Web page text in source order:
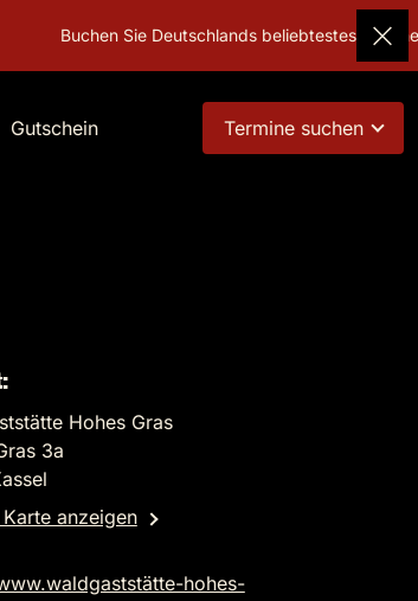
Deutschlands beliebtestes Geschenk!
Gutschein Termine suchen
Hohes Gras
3a
anzeigen
hohes-